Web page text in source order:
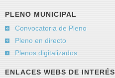
PLENO MUNICIPAL
Convocatoria de Pleno
Pleno en directo
Plenos digitalizados
ENLACES WEBS DE INTERÉS